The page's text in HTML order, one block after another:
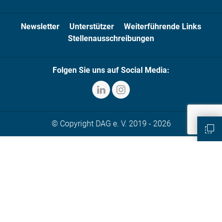
Newsletter Unterstützer
Weiterführende Links
Stellenausschreibungen
Folgen Sie uns auf Social Media:
© Copyright DAG e. V. 2019 - 2026